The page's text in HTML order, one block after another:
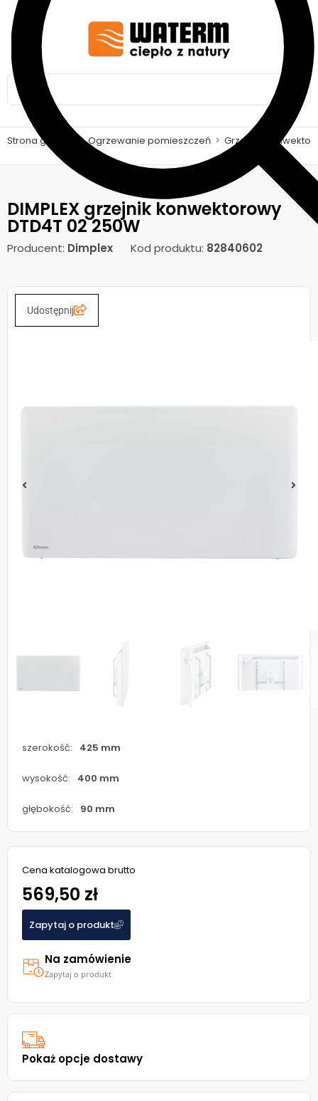
Strona główna > Ogrzewanie pomieszczeń > Grzejniki
DIMPLEX grzejnik konwektorowy
DTD4T 02 250W
Producent: Dimplex Kod produktu: 82840602
Udostępnij
szerokość: 425 mm
wysokość: 400 mm
głębokość: 90 mm
Cena katalogowa brutto
569,50 zł
Zapytaj o produkt
Na zamówienie
Zapytaj o produkt
Pokaż opcje dostawy